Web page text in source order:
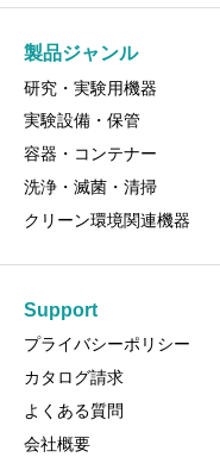
製品ジャンル
研究・実験用機器
実験設備・保管
容器・コンテナー
洗浄・滅菌・清掃
クリーン環境関連機器
Support
プライバシーポリシー
カタログ請求
よくある質問
会社概要